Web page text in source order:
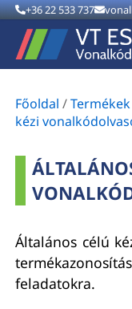
+36 22 533 737
Főoldal /Termékek
kézi
Általános célú
feladatokra.